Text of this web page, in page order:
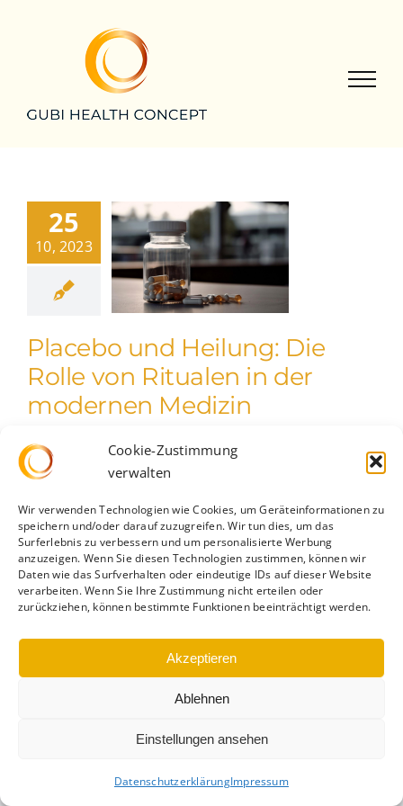
Cookie-Zustimmung
verwalten
Wir verwenden Technologien wie Cookies, um Geräteinformationen zu
speichern und/oder darauf zuzugreifen. Wir tun dies, um das
Surferlebnis zu verbessern und um personalisierte Werbung
anzuzeigen. Wenn Sie diesen Technologien zustimmen, können wir
Daten wie das Surfverhalten oder eindeutige IDs auf dieser Website
verarbeiten. Wenn Sie Ihre Zustimmung nicht erteilen oder
zurückziehen, können bestimmte Funktionen beeinträchtigt werden.
Akzeptieren
Ablehnen
Einstellungen ansehen
DatenschutzerklärungImpressum
25
10, 2023
Placebo und Heilung: Die
Rolle von Ritualen in der
modernen Medizin
In der aufregenden Welt der modernen Medizin
enthüllen sich [...]
Impressum|Cookie-Richtlinie